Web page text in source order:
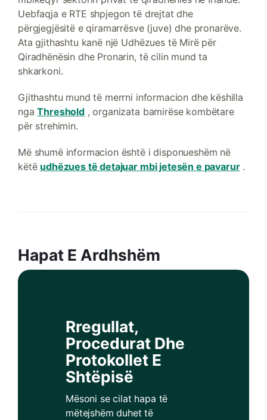
Uebfaqja e RTE shpjegon të drejtat dhe
përgjegjësitë e qiramarrësve (juve) dhe pronarëve.
Ata gjithashtu kanë një Udhëzues të Mirë për
Qiradhënësin dhe Pronarin, të cilin mund ta
shkarkoni.
Gjithashtu mund të merrni informacion dhe këshilla
ngaThreshold, organizata bamirëse kombëtare
për strehimin.
Më shumë informacion është i disponueshëm në
këtë udhëzues të detajuar mbi jetesën e pavarur.
Hapat E Ardhshëm
Rregullat,
Procedurat Dhe
Protokollet E
Shtëpisë
Mësoni se cilat hapa të
mëtejshëm duhet të